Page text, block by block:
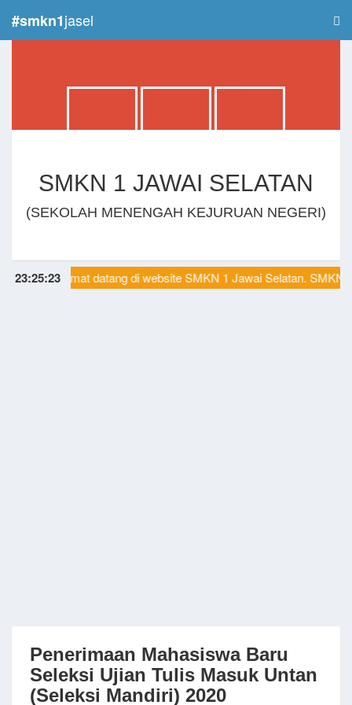
#smkn1jasel
SMKN 1 JAWAI SELATAN
(SEKOLAH MENENGAH KEJURUAN NEGERI)
23:25:23
Selamat datang di website SMKN 1 Jawai Selatan. SMKN
Penerimaan Mahasiswa Baru
Seleksi Ujian Tulis Masuk Untan
(Seleksi Mandiri) 2020